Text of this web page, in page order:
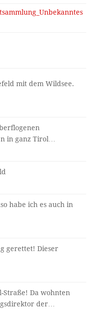
mit dem Wildsee.
in ganz Tirol…
habe ich es auch in
gerettet! Dieser
Straße! Da wohnten
der…